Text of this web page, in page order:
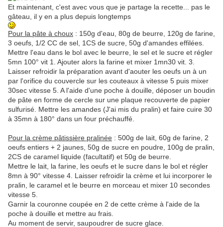
Et maintenant, c'est avec vous que je partage la recette... pas le
gâteau, il y en a plus depuis longtemps
Pour la pâte à choux : 150g d'eau, 80g de beurre, 120g de farine,
3 oeufs, 1/2 CC de sel, 1CS de sucre, 50g d'amandes effilées.
Mettre l'eau dans le bol avec le beurre, le sel et le sucre et régler
5mn 100° vit 1. Ajouter alors la farine et mixer 1mn30 vit. 3.
Laisser refroidir la préparation avant d'aouter les oeufs un à un
par l'orifice du couvercle sur les couteaux à vitesse 5 puis mixer
30sec vitesse 5. A l'aide d'une poche à douille, déposer un boudin
de pâte en forme de cercle sur une plaque recouverte de papier
sulfurisé. Mettre les amandes (J'ai mis du pralin) et faire cuire 30
à 35mn à 180° dans un four préchauffé.
Pour la crème pâtissière pralinée : 500g de lait, 60g de farine, 2
oeufs entiers + 2 jaunes, 50g de sucre en poudre, 100g de pralin,
2CS de caramel liquide (facultatif) et 50g de beurre.
Mettre le lait, la farine, les oeufs et le sucre dans le bol et régler
8mn à 90° vitesse 4. Laisser refroidir la crème et lui incorporer le
pralin, le caramel et le beurre en morceau et mixer 10 secondes
vitesse 5.
Garnir la couronne coupée en 2 de cette crème à l'aide de la
poche à douille et mettre au frais.
Au moment de servir, saupoudrer de sucre glace.